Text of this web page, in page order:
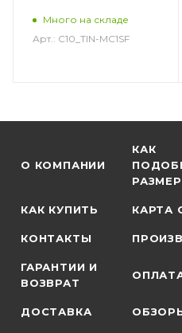
Много на складе
Арт.: C10_TIN-MC1SF
О КОМПАНИИ
КАК
РАЗМЕР
КАК КУПИТЬ КАРТА
КОНТАКТЫ
ГАРАНТИИ И
ВОЗВРАТ
ДОСТАВКА